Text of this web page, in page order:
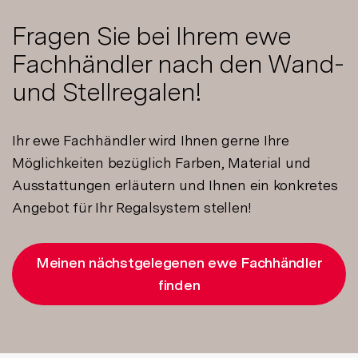
Fragen Sie bei Ihrem ewe
Fachhändler nach den Wand-
und Stellregalen!
Ihr ewe Fachhändler wird Ihnen gerne Ihre
Möglichkeiten bezüglich Farben, Material und
Ausstattungen erläutern und Ihnen ein konkretes
Angebot für Ihr Regalsystem stellen!
Meinen nächstgelegenen ewe Fachhändler
finden